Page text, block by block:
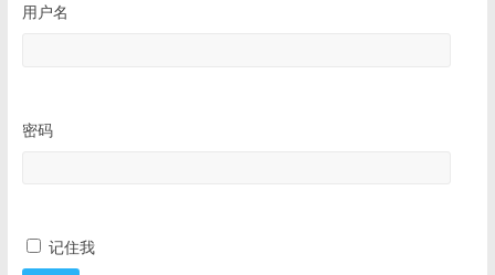
用户名
密码
记住我